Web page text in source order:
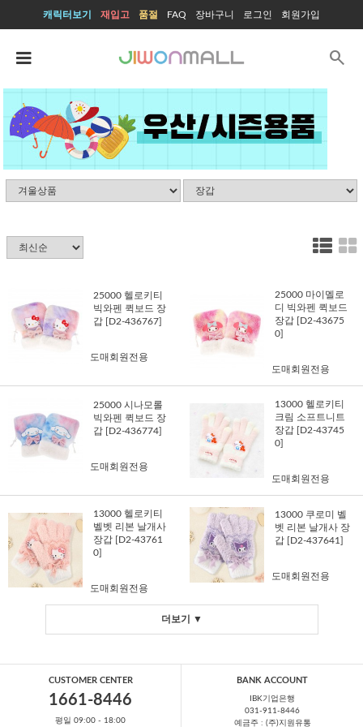
캐릭터보기 재입고 품절 FAQ 장바구니 로그인 회원가입
search
25000 헬로키티
빅와펜 퀵보드 장
갑 [D2-436767]
도매회원전용
25000 마이멜로
디 빅와펜 퀵보드
장갑 [D2-43675
0]
도매회원전용
25000 시나모롤
빅와펜 퀵보드 장
갑 [D2-436774]
도매회원전용
13000 헬로키티
크림 소프트니트
장갑 [D2-43745
0]
도매회원전용
13000 헬로키티
벨벳 리본 날개사
장갑 [D2-43761
0]
도매회원전용
13000 쿠로미 벨
벳 리본 날개사 장
갑 [D2-437641]
도매회원전용
더보기 ▼
CUSTOMER CENTER
1661-8446
평일 09:00 - 18:00
BANK ACCOUNT
IBK기업은행
031-911-8446
예금주 : (주)지원유통